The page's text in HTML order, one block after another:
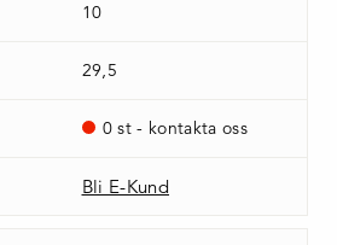
10
29,5
0 st - kontakta oss
Bli E-Kund